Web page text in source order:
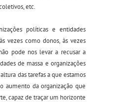
etc.
políticas e entidades
vezes como donos, às vezes
pode nos levar a recusar a
de massa e organizações
das tarefas a que estamos
aumento da organização que
capaz de traçar um horizonte